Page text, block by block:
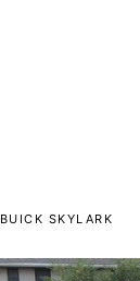
BUICK SKYLARK